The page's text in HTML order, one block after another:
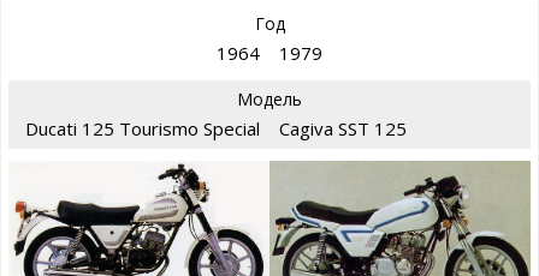
Год
1964 1979
Модель
Ducati 125 Tourismo Special Cagiva SST 125